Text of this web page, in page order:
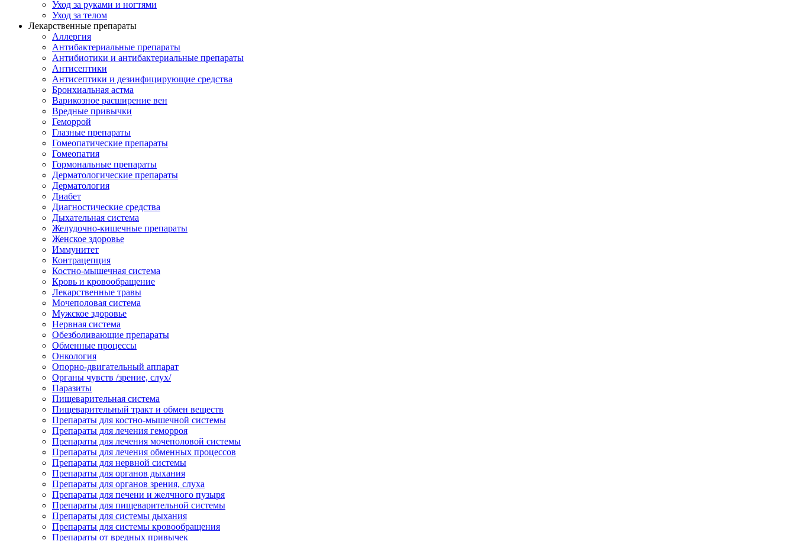
Уход за руками и ногтями
Уход за телом
Лекарственные препараты
Аллергия
Антибактериальные препараты
Антибиотики и антибактериальные препараты
Антисептики
Антисептики и дезинфицирующие средства
Бронхиальная астма
Варикозное расширение вен
Вредные привычки
Геморрой
Глазные препараты
Гомеопатические препараты
Гомеопатия
Гормональные препараты
Дерматологические препараты
Дерматология
Диабет
Диагностические средства
Дыхательная система
Желудочно-кишечные препараты
Женское здоровье
Иммунитет
Контрацепция
Костно-мышечная система
Кровь и кровообращение
Лекарственные травы
Мочеполовая система
Мужское здоровье
Нервная система
Обезболивающие препараты
Обменные процессы
Онкология
Опорно-двигательный аппарат
Органы чувств /зрение, слух/
Паразиты
Пищеварительная система
Пищеварительный тракт и обмен веществ
Препараты для костно-мышечной системы
Препараты для лечения геморроя
Препараты для лечения мочеполовой системы
Препараты для лечения обменных процессов
Препараты для нервной системы
Препараты для органов дыхания
Препараты для органов зрения, слуха
Препараты для печени и желчного пузыря
Препараты для пищеварительной системы
Препараты для системы дыхания
Препараты для системы кровообращения
Препараты от вредных привычек